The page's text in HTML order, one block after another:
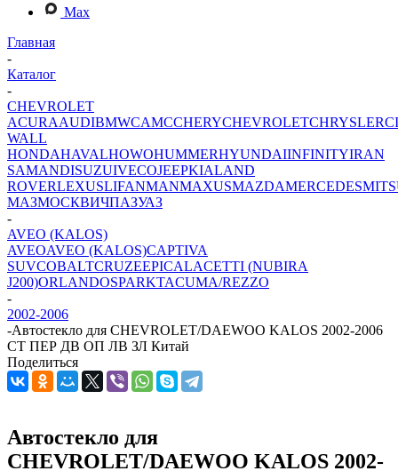
Max
Главная
-
Каталог
-
CHEVROLET
ACURAAUDIBMWCAMCCHERYCHEVROLETCHRYSLER
WALL
HONDAHAVALHOWOHUMMERHYUNDAIINFINITYIRAN
SAMANDISUZUIVECOJEEPKIALAND
ROVERLEXUSLIFANMANMAXUSMAZDAMERCEDES
МАЗМОСКВИЧПАЗУАЗ
-
AVEO (KALOS)
AVEOAVEO (KALOS)CAPTIVA
SUVCOBALTCRUZEEPICALACETTI (NUBIRA
J200)ORLANDOSPARKTACUMA/REZZO
-
2002-2006
-Автостекло для CHEVROLET/DAEWOO KALOS 2002-2006
СТ ПЕР ДВ ОП ЛВ ЗЛ Китай
Поделиться
Автостекло для
CHEVROLET/DAEWOO KALOS 2002-